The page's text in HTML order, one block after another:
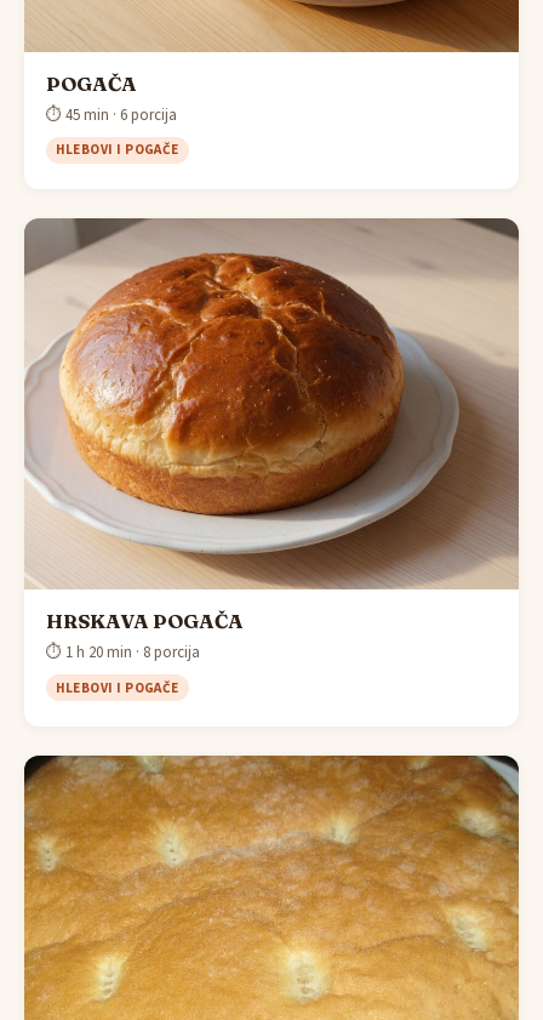
POGAČA
⏱ 45 min · 6 porcija
HLEBOVI I POGAČE
HRSKAVA POGAČA
⏱ 1 h 20 min · 8 porcija
HLEBOVI I POGAČE